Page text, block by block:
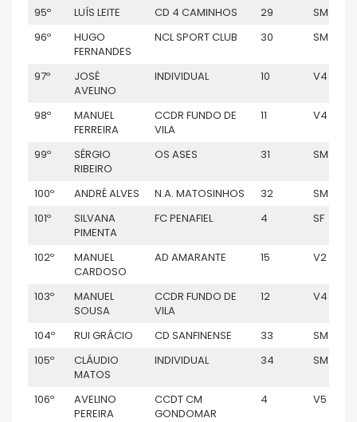
95º LUÍS LEITE CD 4 CAMINHOS 29
SM
96º
HUGO
FERNANDES
NCL SPORT CLUB 30 SM
97º
JOSÉ
AVELINO
INDIVIDUAL 10 V4
98º
MANUEL
FERREIRA
CCDR FUNDO DE
VILA
11 V4
99º
SÉRGIO
RIBEIRO
OS ASES 31 SM
100º ANDRÉ ALVES N.A. MATOSINHOS 32
SM
101º
SILVANA
PIMENTA
FC PENAFIEL 4 SF
102º
MANUEL
CARDOSO
AD AMARANTE 15 V2
103º
MANUEL
SOUSA
CCDR FUNDO DE
VILA
12 V4
104º RUI GRÁCIO CD SANFINENSE 33
SM
105º
CLÁUDIO
MATOS
INDIVIDUAL 34 SM
106º
AVELINO
PEREIRA
CCDT CM
GONDOMAR
4 V5